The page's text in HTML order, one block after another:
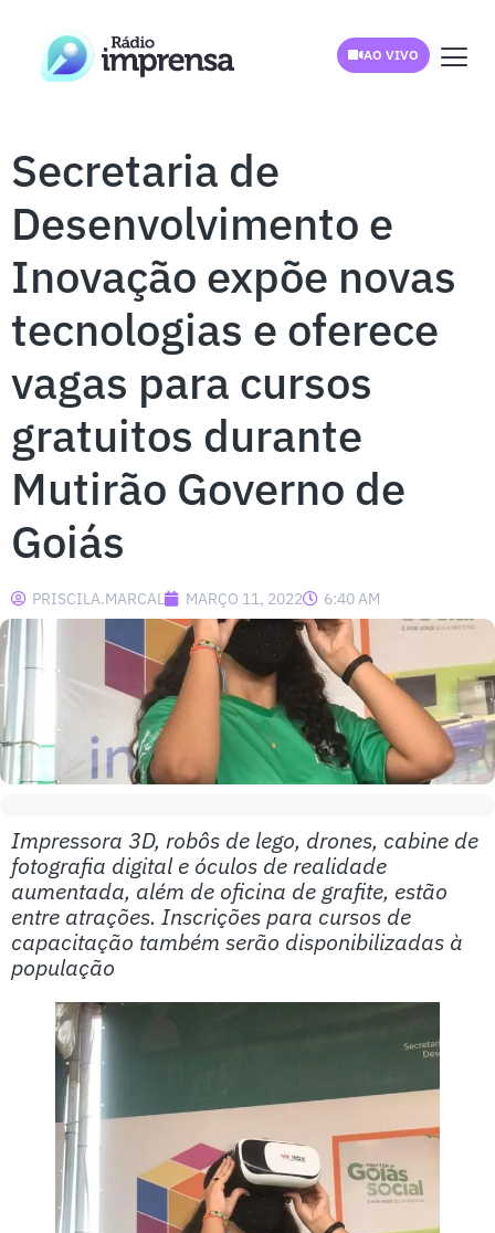
AO VIVO
Secretaria de
Desenvolvimento e
Inovação expõe novas
tecnologias e oferece
vagas para cursos
gratuitos durante
Mutirão Governo de
Goiás
PRISCILA.MARCAL MARÇO 11, 2022 6:40 AM
Impressora 3D, robôs de lego, drones, cabine de
fotografia digital e óculos de realidade
aumentada, além de oficina de grafite, estão
entre atrações. Inscrições para cursos de
capacitação também serão disponibilizadas à
população